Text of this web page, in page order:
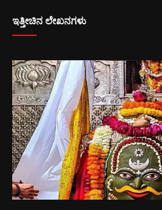
ಇತ್ತೀಚಿನ ಲೇಖನಗಳು